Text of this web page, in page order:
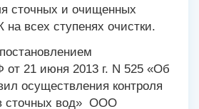
сточных и очищенных
всех ступенях очистки.
от 21 июня 2013 г. N 525 «Об
осуществления контроля
сточных вод» ООО